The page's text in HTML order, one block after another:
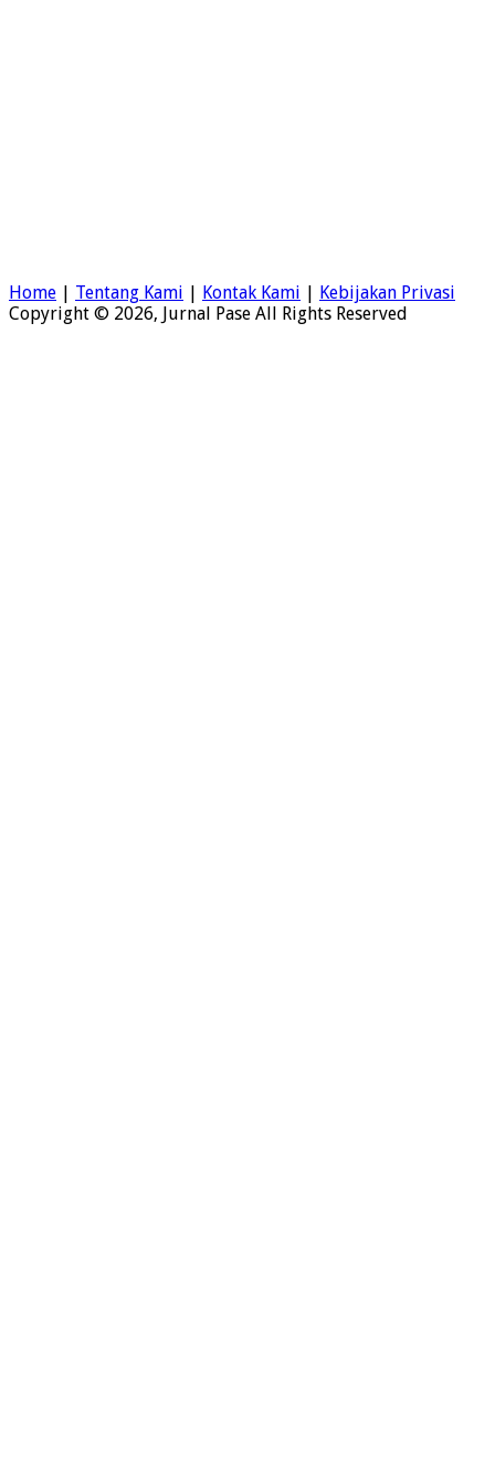
Home | Tentang Kami | Kontak Kami | Kebijakan Privasi
Copyright © 2026, Jurnal Pase All Rights Reserved